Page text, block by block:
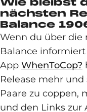
nächsten
Balance
Wenn du über die
Balance
App WhenToCop?
Release mehr
Paare zu coppen,
und den Links zur